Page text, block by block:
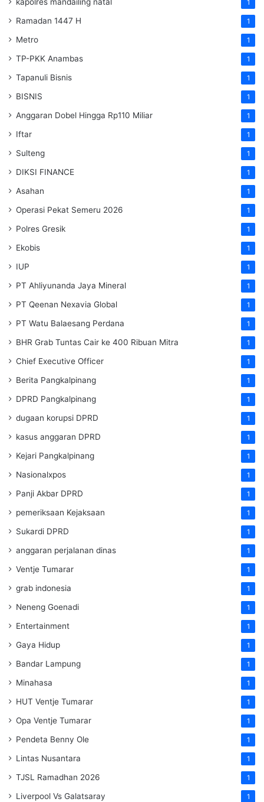
1
Ramadan 1447 H 1
Metro 1
TP-PKK Anambas 1
Tapanuli Bisnis 1
BISNIS 1
Anggaran Dobel Hingga Rp110 Miliar 1
Iftar 1
Sulteng 1
DIKSI FINANCE 1
Asahan 1
Operasi Pekat Semeru 2026 1
Polres Gresik 1
Ekobis 1
IUP 1
PT Ahliyunanda Jaya Mineral 1
PT Qeenan Nexavia Global 1
PT Watu Balaesang Perdana 1
BHR Grab Tuntas Cair ke 400 Ribuan Mitra 1
Chief Executive Officer 1
Berita Pangkalpinang 1
DPRD Pangkalpinang 1
dugaan korupsi DPRD 1
kasus anggaran DPRD 1
Kejari Pangkalpinang 1
Nasionalxpos 1
Panji Akbar DPRD 1
pemeriksaan Kejaksaan 1
Sukardi DPRD 1
anggaran perjalanan dinas 1
Ventje Tumarar 1
grab indonesia 1
Neneng Goenadi 1
Entertainment 1
Gaya Hidup 1
Bandar Lampung 1
Minahasa 1
HUT Ventje Tumarar 1
Opa Ventje Tumarar 1
Pendeta Benny Ole 1
Lintas Nusantara 1
TJSL Ramadhan 2026 1
Liverpool Vs Galatsaray 1